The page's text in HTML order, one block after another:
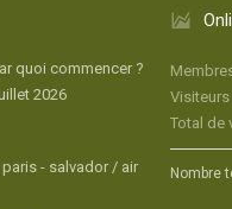
quoi commencer ?
2026
- salvador / air
Total de
Nombre